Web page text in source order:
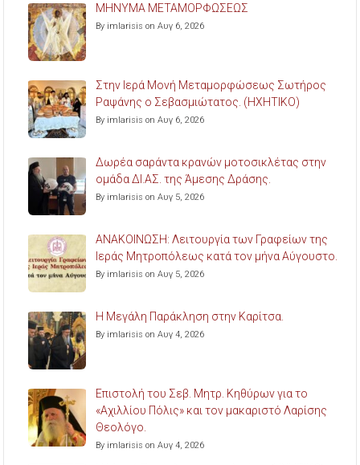
ΜΗΝΥΜΑ ΜΕΤΑΜΟΡΦΩΣΕΩΣ
By imlarisis on Αυγ 6, 2026
Στην Ιερά Μονή Μεταμορφώσεως Σωτήρος
Ραψάνης ο Σεβασμιώτατος. (ΗΧΗΤΙΚΟ)
By imlarisis on Αυγ 6, 2026
Δωρέα σαράντα κρανών μοτοσικλέτας στην
ομάδα ΔΙ.ΑΣ. της Άμεσης Δράσης.
By imlarisis on Αυγ 5, 2026
ΑΝΑΚΟΙΝΩΣΗ: Λειτουργία των Γραφείων της
Ιεράς Μητροπόλεως κατά τον μήνα Αύγουστο.
By imlarisis on Αυγ 5, 2026
Η Μεγάλη Παράκληση στην Καρίτσα.
By imlarisis on Αυγ 4, 2026
Επιστολή του Σεβ. Μητρ. Κηθύρων για το
«Αχιλλίου Πόλις» και τον μακαριστό Λαρίσης
Θεολόγο.
By imlarisis on Αυγ 4, 2026